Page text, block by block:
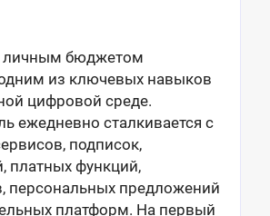
личным бюджетом
из ключевых навыков
цифровой среде.
ежедневно сталкивается с
подписок,
платных функций,
персональных предложений
платформ. На первый